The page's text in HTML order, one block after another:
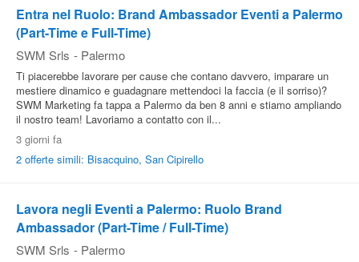
Entra nel Ruolo: Brand Ambassador Eventi a Palermo
(Part-Time e Full-Time)
SWM Srls - Palermo
Ti piacerebbe lavorare per cause che contano davvero, imparare un
mestiere dinamico e guadagnare mettendoci la faccia (e il sorriso)?
SWM Marketing fa tappa a Palermo da ben 8 anni e stiamo ampliando
il nostro team! Lavoriamo a contatto con il...
3 giorni fa
2 offerte simili: Bisacquino, San Cipirello
Lavora negli Eventi a Palermo: Ruolo Brand
Ambassador (Part-Time / Full-Time)
SWM Srls - Palermo